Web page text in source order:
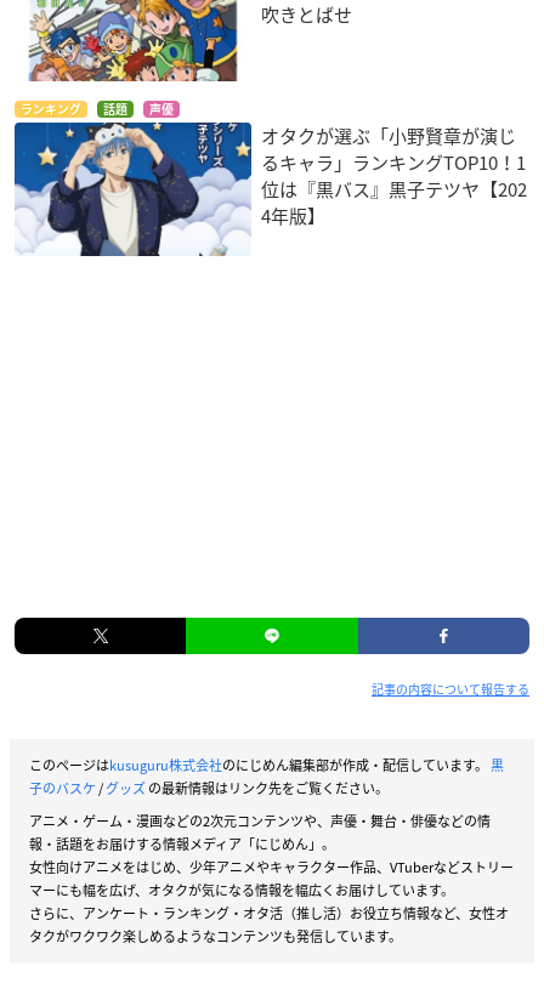
吹きとばせ
ランキング 話題 声優
オタクが選ぶ「小野賢章が演じ
るキャラ」ランキングTOP10！1
位は『黒バス』黒子テツヤ【202
4年版】
記事の内容について報告する
このページはkusuguru株式会社のにじめん編集部が作成・配信しています。 黒
子のバスケ/グッズの最新情報はリンク先をご覧ください。
アニメ・ゲーム・漫画などの2次元コンテンツや、声優・舞台・俳優などの情
報・話題をお届けする情報メディア「にじめん」。
女性向けアニメをはじめ、少年アニメやキャラクター作品、VTuberなどストリー
マーにも幅を広げ、オタクが気になる情報を幅広くお届けしています。
さらに、アンケート・ランキング・オタ活（推し活）お役立ち情報など、女性オ
タクがワクワク楽しめるようなコンテンツも発信しています。